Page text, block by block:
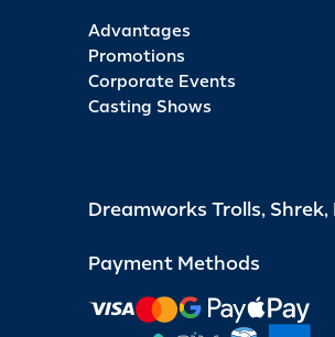
Advantages
Promotions
Corporate Events
Casting Shows
Dreamworks Trolls,
Payment Methods